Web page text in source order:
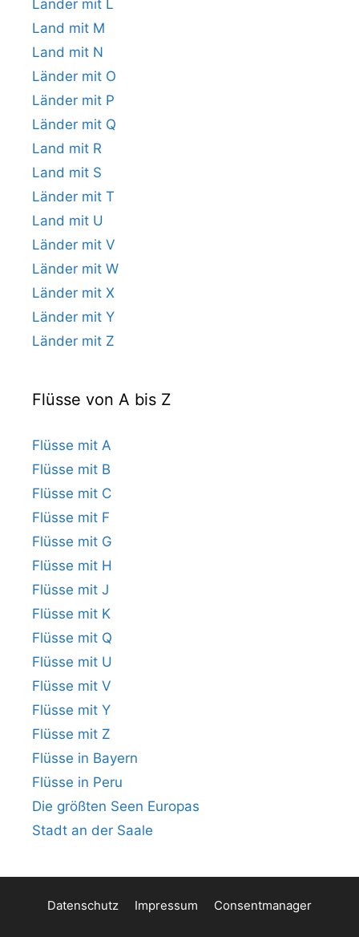
Länder mit L
Land mit M
Land mit N
Länder mit O
Länder mit P
Länder mit Q
Land mit R
Land mit S
Länder mit T
Land mit U
Länder mit V
Länder mit W
Länder mit X
Länder mit Y
Länder mit Z
Flüsse von A bis Z
Flüsse mit A
Flüsse mit B
Flüsse mit C
Flüsse mit F
Flüsse mit G
Flüsse mit H
Flüsse mit J
Flüsse mit K
Flüsse mit Q
Flüsse mit U
Flüsse mit V
Flüsse mit Y
Flüsse mit Z
Flüsse in Bayern
Flüsse in Peru
Die größten Seen Europas
Stadt an der Saale
Datenschutz Impressum Consentmanager